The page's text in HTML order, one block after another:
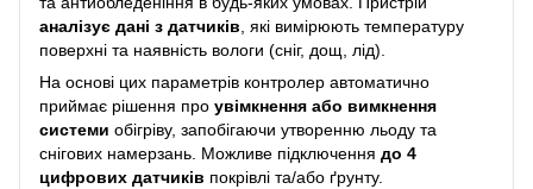
аналізує дані з датчиків, які вимірюють температуру
поверхні та наявність вологи (сніг, дощ, лід).
На основі цих параметрів контролер автоматично
приймає рішення про увімкнення або вимкнення
системи обігріву, запобігаючи утворенню льоду та
снігових намерзань. Можливе підключення до 4
цифрових датчиків покрівлі та/або ґрунту.